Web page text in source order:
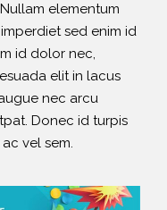
elementum
sed enim id
id dolor nec,
elit in lacus
nec arcu
Donec id turpis
vel sem.